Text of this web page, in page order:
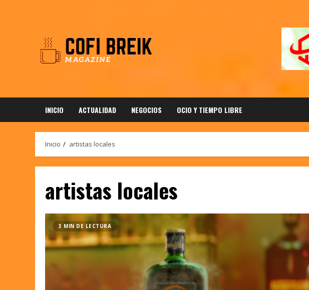
INICIO ACTUALIDAD NEGOCIOS OCIO Y TIEMPO LIBRE
Inicio artistas locales
artistas locales
3 MIN DE LECTURA